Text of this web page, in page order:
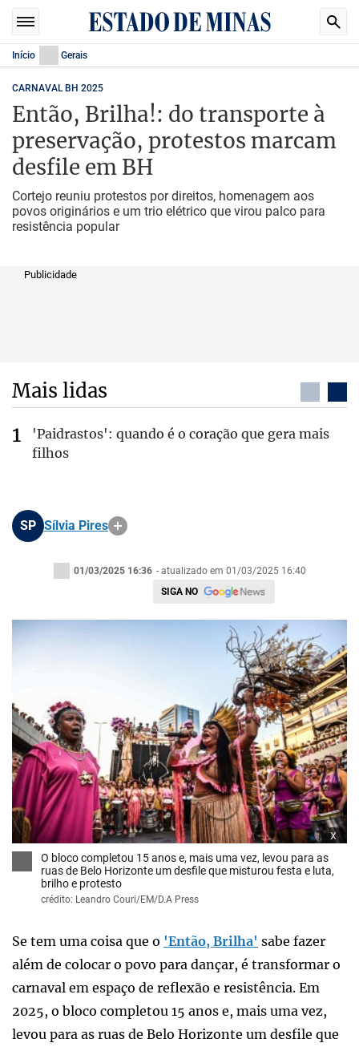
Início Gerais
CARNAVAL BH 2025
Então, Brilha!: do transporte à
preservação, protestos marcam
desfile em BH
Cortejo reuniu protestos por direitos, homenagem aos
povos originários e um trio elétrico que virou palco para
resistência popular
Publicidade
Mais lidas
'Paidrastos': quando é o coração que gera mais
filhos
SP Sílvia Pires
01/03/2025 16:36 - atualizado em 01/03/2025 16:40
SIGA NO
x
O bloco completou 15 anos e, mais uma vez, levou para as
ruas de Belo Horizonte um desfile que misturou festa e luta,
brilho e protesto
crédito: Leandro Couri/EM/D.A Press
Se tem uma coisa que o 'Então, Brilha' sabe fazer
além de colocar o povo para dançar, é transformar o
carnaval em espaço de reflexão e resistência. Em
2025, o bloco completou 15 anos e, mais uma vez,
levou para as ruas de Belo Horizonte um desfile que